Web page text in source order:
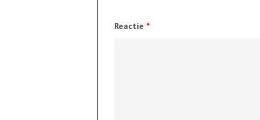
Reactie *